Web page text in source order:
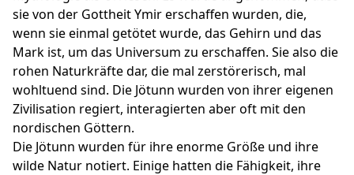
sie von der Gottheit Ymir erschaffen wurden, die,
wenn sie einmal getötet wurde, das Gehirn und das
Mark ist, um das Universum zu erschaffen. Sie also die
rohen Naturkräfte dar, die mal zerstörerisch, mal
wohltuend sind. Die Jötunn wurden von ihrer eigenen
Zivilisation regiert, interagierten aber oft mit den
nordischen Göttern.
Die Jötunn wurden für ihre enorme Größe und ihre
wilde Natur notiert. Einige hatten die Fähigkeit, ihre